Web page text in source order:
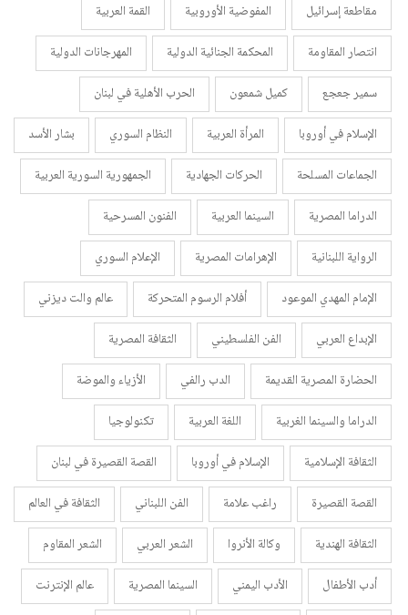
مقاطعة إسرائيل
المفوضية الأوروبية
القمة العربية
انتصار المقاومة
المحكمة الجنائية الدولية
المهرجانات الدولية
سمير جعجع
كميل شمعون
الحرب الأهلية في لبنان
الإسلام في أوروبا
المرأة العربية النظام السوري
بشار الأسد
الجماعات المسلحة
الحركات الجهادية
الجمهورية السورية العربية
الدراما المصرية
السينما العربية
الفنون المسرحية
الرواية اللبنانية
الإهرامات المصرية
الإعلام السوري
الإمام المهدي الموعود
أفلام الرسوم المتحركة
عالم والت ديزني
الإبداع العربي
الفن الفلسطيني
الثقافة المصرية
الحضارة المصرية القديمة
الدب رالفي
الأزياء والموضة
الدراما والسينما الغربية
اللغة العربية
تكنولوجيا
الثقافة الإسلامية
الإسلام في أوروبا
القصة القصيرة في لبنان
القصة القصيرة
راغب علامة الفن اللبناني
الثقافة في العالم
الثقافة الهندية
وكالة الأنروا الشعر العربي
الشعر المقاوم
أدب الأطفال
الأدب اليمني السينما المصرية
عالم الإنترنت